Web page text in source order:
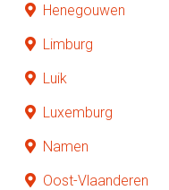
Henegouwen
Limburg
Luik
Luxemburg
Namen
Oost-Vlaanderen